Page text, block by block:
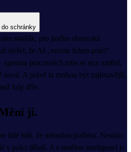
schránky
strašák, pro jiného obrovská
slyšel, že AI „vezme lidem práci“.
spousta pracovních míst se sice změní,
nová. A právě ta mohou být zajímavější,
kdy dřív.
ji.
lidé báli, že nebudou potřeba. Nestalo
v práci dělají. A s umělou inteligencí je